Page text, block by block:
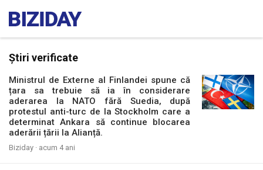
Știri verificate
Ministrul de Externe al Finlandei spune că
țara sa trebuie să ia în considerare
aderarea la NATO fără Suedia, după
protestul anti-turc de la Stockholm care a
determinat Ankara să continue blocarea
aderării țării la Alianță.
Biziday · acum 4 ani